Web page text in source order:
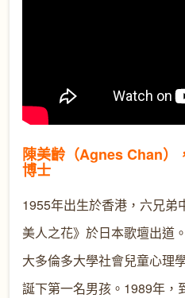
陳美齡（Agnes Chan）
博士
1955年出生於香港，六兄弟
美人之花》於日本歌壇出道
大多倫多大學社會兒童心理
誕下第一名男孩。1989年，